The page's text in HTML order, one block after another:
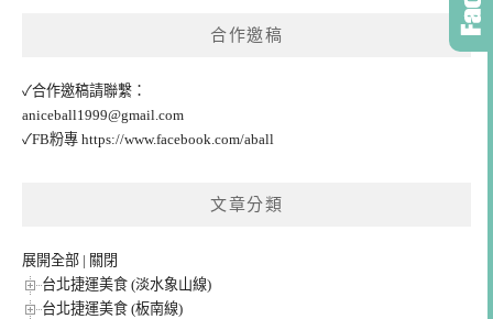
合作邀稿
✓合作邀稿請聯繫：
aniceball1999@gmail.com
✓FB粉專 https://www.facebook.com/aball
文章分類
展開全部 | 關閉
台北捷運美食 (淡水象山線)
台北捷運美食 (板南線)